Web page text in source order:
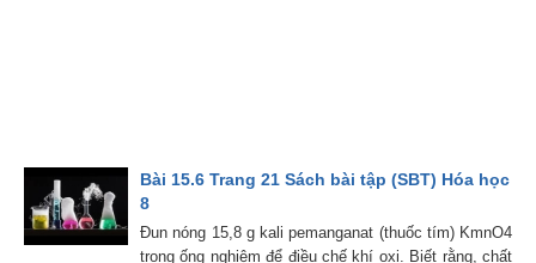
Bài 15.6 Trang 21 Sách bài tập (SBT) Hóa học
8
Đun nóng 15,8 g kali pemanganat (thuốc tím) KmnO4
trong ống nghiệm để điều chế khí oxi. Biết rằng, chất